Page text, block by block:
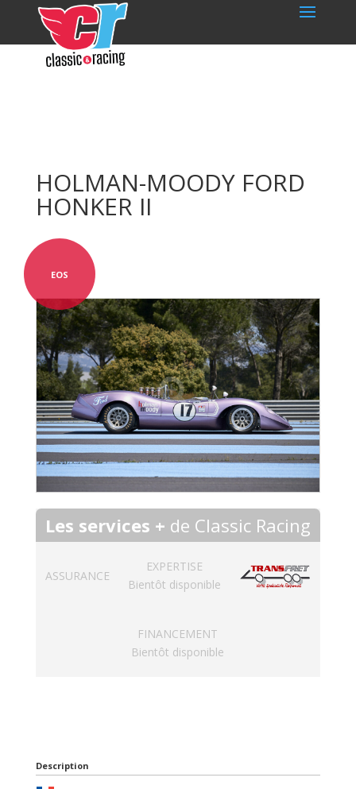
HOLMAN-MOODY FORD
HONKER II
EOS
Les services + de Classic Racing
ASSURANCE
EXPERTISE
Bientôt disponible
FINANCEMENT
Bientôt disponible
Description